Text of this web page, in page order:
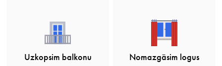
Uzkopsim balkonu Nomazgāsim logus